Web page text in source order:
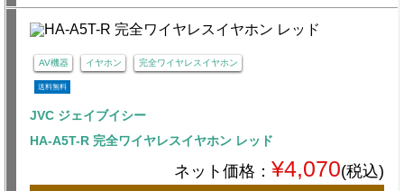
AV機器 イヤホン 完全ワイヤレスイヤホン
送料無料
JVC ジェイブイシー
HA-A5T-R 完全ワイヤレスイヤホン レッド
ネット価格： ¥4,070(税込)